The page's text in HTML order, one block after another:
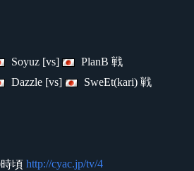
Soyuz [vs]
PlanB 戦
Dazzle [vs] SweEt(kari) 戦
頃 http://cyac.jp/tv/4